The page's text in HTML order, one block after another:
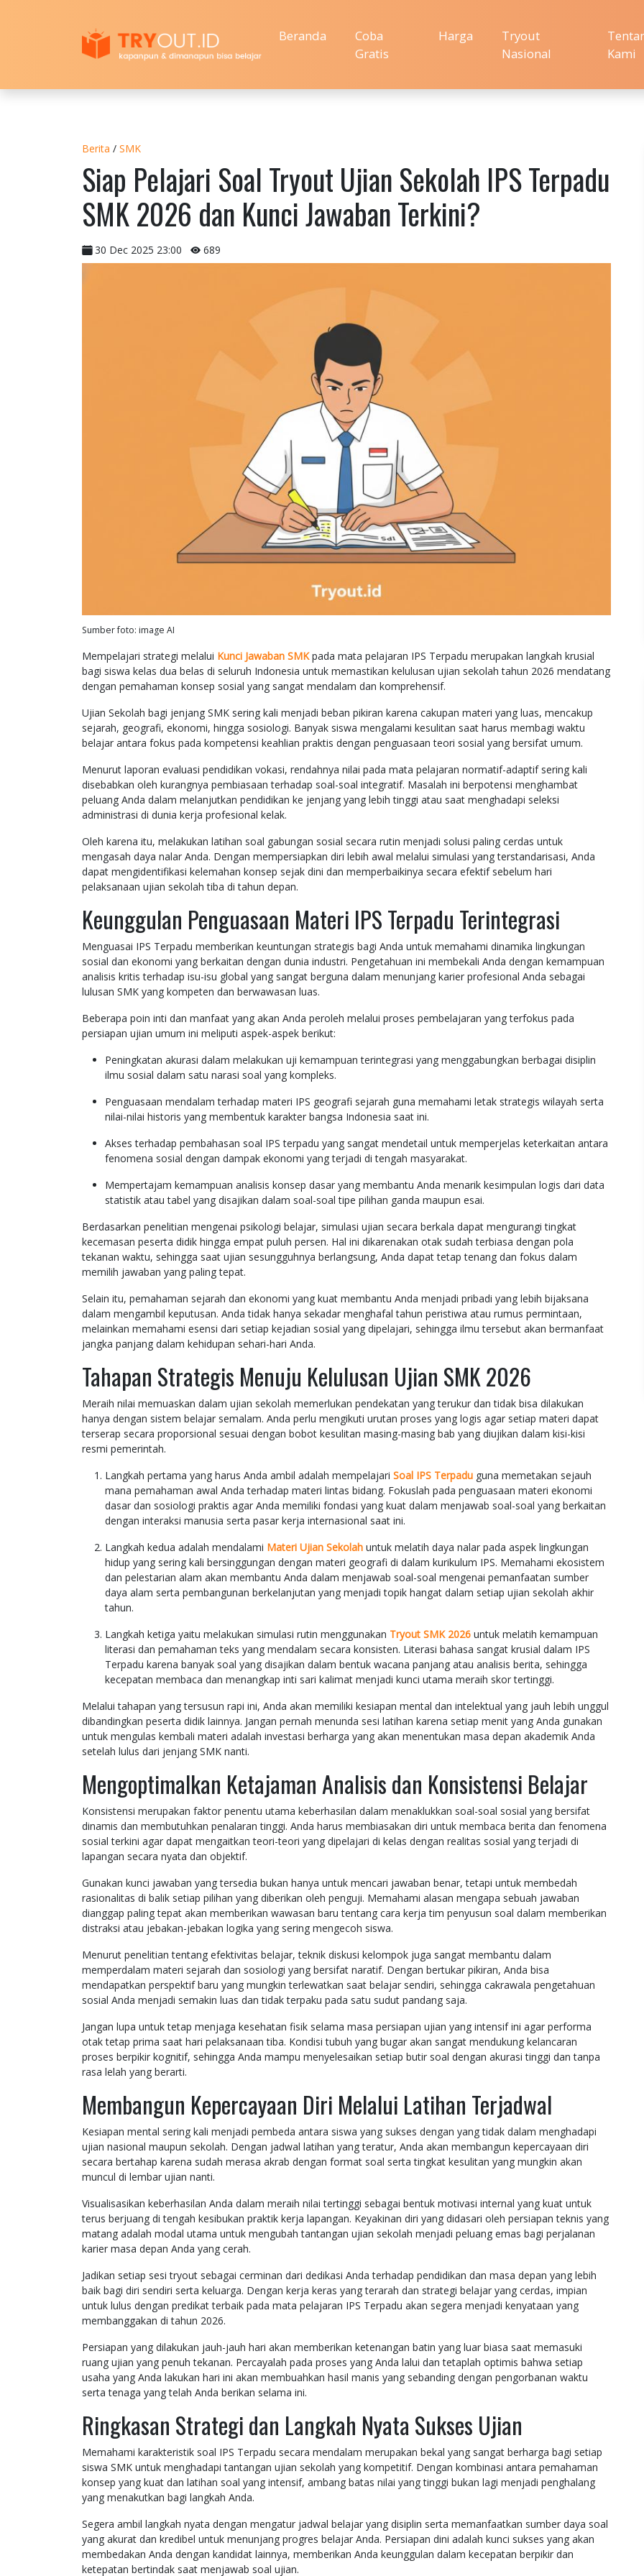
Beranda
Coba
Gratis
Harga
Tryout
Nasional
Kami
Berita / SMK
Siap Pelajari Soal Tryout Ujian Sekolah IPS Terpadu
SMK 2026 dan Kunci Jawaban Terkini?
30 Dec 2025 23:00 689
Sumber foto: image AI
Mempelajari strategi melalui Kunci Jawaban SMKpada mata pelajaran IPS Terpadu merupakan langkah krusial
bagi siswa kelas dua belas di seluruh Indonesia untuk memastikan kelulusan ujian sekolah tahun 2026 mendatang
dengan pemahaman konsep sosial yang sangat mendalam dan komprehensif.
Ujian Sekolah bagi jenjang SMK sering kali menjadi beban pikiran karena cakupan materi yang luas, mencakup
sejarah, geografi, ekonomi, hingga sosiologi. Banyak siswa mengalami kesulitan saat harus membagi waktu
belajar antara fokus pada kompetensi keahlian praktis dengan penguasaan teori sosial yang bersifat umum.
Menurut laporan evaluasi pendidikan vokasi, rendahnya nilai pada mata pelajaran normatif-adaptif sering kali
disebabkan oleh kurangnya pembiasaan terhadap soal-soal integratif. Masalah ini berpotensi menghambat
peluang Anda dalam melanjutkan pendidikan ke jenjang yang lebih tinggi atau saat menghadapi seleksi
administrasi di dunia kerja profesional kelak.
Oleh karena itu, melakukan latihan soal gabungan sosial secara rutin menjadi solusi paling cerdas untuk
mengasah daya nalar Anda. Dengan mempersiapkan diri lebih awal melalui simulasi yang terstandarisasi, Anda
dapat mengidentifikasi kelemahan konsep sejak dini dan memperbaikinya secara efektif sebelum hari
pelaksanaan ujian sekolah tiba di tahun depan.
Keunggulan Penguasaan Materi IPS Terpadu Terintegrasi
Menguasai IPS Terpadu memberikan keuntungan strategis bagi Anda untuk memahami dinamika lingkungan
sosial dan ekonomi yang berkaitan dengan dunia industri. Pengetahuan ini membekali Anda dengan kemampuan
analisis kritis terhadap isu-isu global yang sangat berguna dalam menunjang karier profesional Anda sebagai
lulusan SMK yang kompeten dan berwawasan luas.
Beberapa poin inti dan manfaat yang akan Anda peroleh melalui proses pembelajaran yang terfokus pada
persiapan ujian umum ini meliputi aspek-aspek berikut:
Peningkatan akurasi dalam melakukan uji kemampuan terintegrasi yang menggabungkan berbagai disiplin
ilmu sosial dalam satu narasi soal yang kompleks.
Penguasaan mendalam terhadap materi IPS geografi sejarah guna memahami letak strategis wilayah serta
nilai-nilai historis yang membentuk karakter bangsa Indonesia saat ini.
Akses terhadap pembahasan soal IPS terpadu yang sangat mendetail untuk memperjelas keterkaitan antara
fenomena sosial dengan dampak ekonomi yang terjadi di tengah masyarakat.
Mempertajam kemampuan analisis konsep dasar yang membantu Anda menarik kesimpulan logis dari data
statistik atau tabel yang disajikan dalam soal-soal tipe pilihan ganda maupun esai.
Berdasarkan penelitian mengenai psikologi belajar, simulasi ujian secara berkala dapat mengurangi tingkat
kecemasan peserta didik hingga empat puluh persen. Hal ini dikarenakan otak sudah terbiasa dengan pola
tekanan waktu, sehingga saat ujian sesungguhnya berlangsung, Anda dapat tetap tenang dan fokus dalam
memilih jawaban yang paling tepat.
Selain itu, pemahaman sejarah dan ekonomi yang kuat membantu Anda menjadi pribadi yang lebih bijaksana
dalam mengambil keputusan. Anda tidak hanya sekadar menghafal tahun peristiwa atau rumus permintaan,
melainkan memahami esensi dari setiap kejadian sosial yang dipelajari, sehingga ilmu tersebut akan bermanfaat
jangka panjang dalam kehidupan sehari-hari Anda.
Tahapan Strategis Menuju Kelulusan Ujian SMK 2026
Meraih nilai memuaskan dalam ujian sekolah memerlukan pendekatan yang terukur dan tidak bisa dilakukan
hanya dengan sistem belajar semalam. Anda perlu mengikuti urutan proses yang logis agar setiap materi dapat
terserap secara proporsional sesuai dengan bobot kesulitan masing-masing bab yang diujikan dalam kisi-kisi
resmi pemerintah.
Langkah pertama yang harus Anda ambil adalah mempelajari Soal IPS Terpadu guna memetakan sejauh
mana pemahaman awal Anda terhadap materi lintas bidang. Fokuslah pada penguasaan materi ekonomi
dasar dan sosiologi praktis agar Anda memiliki fondasi yang kuat dalam menjawab soal-soal yang berkaitan
dengan interaksi manusia serta pasar kerja internasional saat ini.
Langkah kedua adalah mendalami Materi Ujian Sekolah untuk melatih daya nalar pada aspek lingkungan
hidup yang sering kali bersinggungan dengan materi geografi di dalam kurikulum IPS. Memahami ekosistem
dan pelestarian alam akan membantu Anda dalam menjawab soal-soal mengenai pemanfaatan sumber
daya alam serta pembangunan berkelanjutan yang menjadi topik hangat dalam setiap ujian sekolah akhir
tahun.
Langkah ketiga yaitu melakukan simulasi rutin menggunakan Tryout SMK 2026 untuk melatih kemampuan
literasi dan pemahaman teks yang mendalam secara konsisten. Literasi bahasa sangat krusial dalam IPS
Terpadu karena banyak soal yang disajikan dalam bentuk wacana panjang atau analisis berita, sehingga
kecepatan membaca dan menangkap inti sari kalimat menjadi kunci utama meraih skor tertinggi.
Melalui tahapan yang tersusun rapi ini, Anda akan memiliki kesiapan mental dan intelektual yang jauh lebih unggul
dibandingkan peserta didik lainnya. Jangan pernah menunda sesi latihan karena setiap menit yang Anda gunakan
untuk mengulas kembali materi adalah investasi berharga yang akan menentukan masa depan akademik Anda
setelah lulus dari jenjang SMK nanti.
Mengoptimalkan Ketajaman Analisis dan Konsistensi Belajar
Konsistensi merupakan faktor penentu utama keberhasilan dalam menaklukkan soal-soal sosial yang bersifat
dinamis dan membutuhkan penalaran tinggi. Anda harus membiasakan diri untuk membaca berita dan fenomena
sosial terkini agar dapat mengaitkan teori-teori yang dipelajari di kelas dengan realitas sosial yang terjadi di
lapangan secara nyata dan objektif.
Gunakan kunci jawaban yang tersedia bukan hanya untuk mencari jawaban benar, tetapi untuk membedah
rasionalitas di balik setiap pilihan yang diberikan oleh penguji. Memahami alasan mengapa sebuah jawaban
dianggap paling tepat akan memberikan wawasan baru tentang cara kerja tim penyusun soal dalam memberikan
distraksi atau jebakan-jebakan logika yang sering mengecoh siswa.
Menurut penelitian tentang efektivitas belajar, teknik diskusi kelompok juga sangat membantu dalam
memperdalam materi sejarah dan sosiologi yang bersifat naratif. Dengan bertukar pikiran, Anda bisa
mendapatkan perspektif baru yang mungkin terlewatkan saat belajar sendiri, sehingga cakrawala pengetahuan
sosial Anda menjadi semakin luas dan tidak terpaku pada satu sudut pandang saja.
Jangan lupa untuk tetap menjaga kesehatan fisik selama masa persiapan ujian yang intensif ini agar performa
otak tetap prima saat hari pelaksanaan tiba. Kondisi tubuh yang bugar akan sangat mendukung kelancaran
proses berpikir kognitif, sehingga Anda mampu menyelesaikan setiap butir soal dengan akurasi tinggi dan tanpa
rasa lelah yang berarti.
Membangun Kepercayaan Diri Melalui Latihan Terjadwal
Kesiapan mental sering kali menjadi pembeda antara siswa yang sukses dengan yang tidak dalam menghadapi
ujian nasional maupun sekolah. Dengan jadwal latihan yang teratur, Anda akan membangun kepercayaan diri
secara bertahap karena sudah merasa akrab dengan format soal serta tingkat kesulitan yang mungkin akan
muncul di lembar ujian nanti.
Visualisasikan keberhasilan Anda dalam meraih nilai tertinggi sebagai bentuk motivasi internal yang kuat untuk
terus berjuang di tengah kesibukan praktik kerja lapangan. Keyakinan diri yang didasari oleh persiapan teknis yang
matang adalah modal utama untuk mengubah tantangan ujian sekolah menjadi peluang emas bagi perjalanan
karier masa depan Anda yang cerah.
Jadikan setiap sesi tryout sebagai cerminan dari dedikasi Anda terhadap pendidikan dan masa depan yang lebih
baik bagi diri sendiri serta keluarga. Dengan kerja keras yang terarah dan strategi belajar yang cerdas, impian
untuk lulus dengan predikat terbaik pada mata pelajaran IPS Terpadu akan segera menjadi kenyataan yang
membanggakan di tahun 2026.
Persiapan yang dilakukan jauh-jauh hari akan memberikan ketenangan batin yang luar biasa saat memasuki
ruang ujian yang penuh tekanan. Percayalah pada proses yang Anda lalui dan tetaplah optimis bahwa setiap
usaha yang Anda lakukan hari ini akan membuahkan hasil manis yang sebanding dengan pengorbanan waktu
serta tenaga yang telah Anda berikan selama ini.
Ringkasan Strategi dan Langkah Nyata Sukses Ujian
Memahami karakteristik soal IPS Terpadu secara mendalam merupakan bekal yang sangat berharga bagi setiap
siswa SMK untuk menghadapi tantangan ujian sekolah yang kompetitif. Dengan kombinasi antara pemahaman
konsep yang kuat dan latihan soal yang intensif, ambang batas nilai yang tinggi bukan lagi menjadi penghalang
yang menakutkan bagi langkah Anda.
Segera ambil langkah nyata dengan mengatur jadwal belajar yang disiplin serta memanfaatkan sumber daya soal
yang akurat dan kredibel untuk menunjang progres belajar Anda. Persiapan dini adalah kunci sukses yang akan
membedakan Anda dengan kandidat lainnya, memberikan Anda keunggulan dalam kecepatan berpikir dan
ketepatan bertindak saat menjawab soal ujian.